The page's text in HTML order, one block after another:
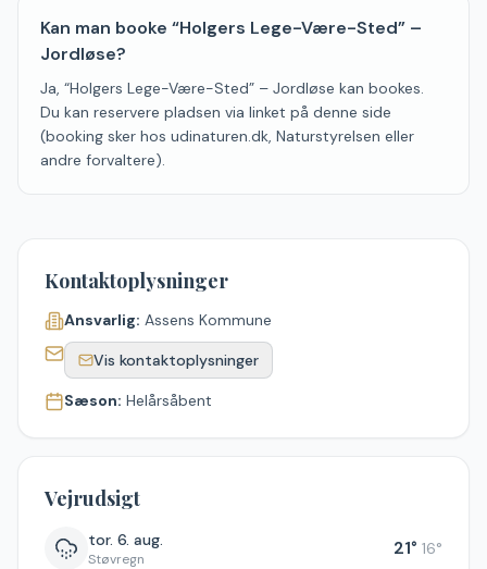
Kan man booke “Holgers Lege-Være-Sted” –
Jordløse?
Ja, “Holgers Lege-Være-Sted” – Jordløse kan bookes.
Du kan reservere pladsen via linket på denne side
(booking sker hos udinaturen.dk, Naturstyrelsen eller
andre forvaltere).
Kontaktoplysninger
Ansvarlig: Assens Kommune
Vis kontaktoplysninger
Sæson: Helårsåbent
Vejrudsigt
tor. 6. aug.
Støvregn 21° 16°